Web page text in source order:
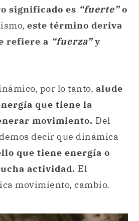
significado es “fuerte”o
este término deriva
refiere a “fuerza”y
por lo tanto, alude
que tiene la
movimiento. Del
decir que dinámica
que tiene energía o
actividad. El
movimiento, cambio.